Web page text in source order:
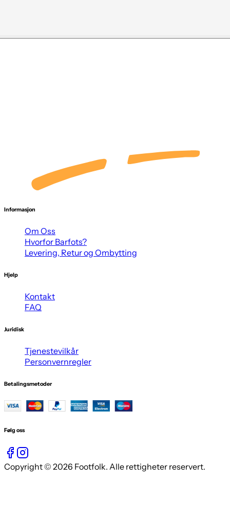
Informasjon
Om Oss
Hvorfor Barfots?
Levering, Retur og Ombytting
Hjelp
Kontakt
FAQ
Juridisk
Tjenestevilkår
Personvernregler
Betalingsmetoder
Følg oss
Copyright © 2026 Footfolk. Alle rettigheter reservert.